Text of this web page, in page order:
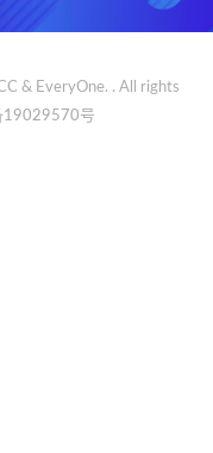
& EveryOne. . All rights
19029570号